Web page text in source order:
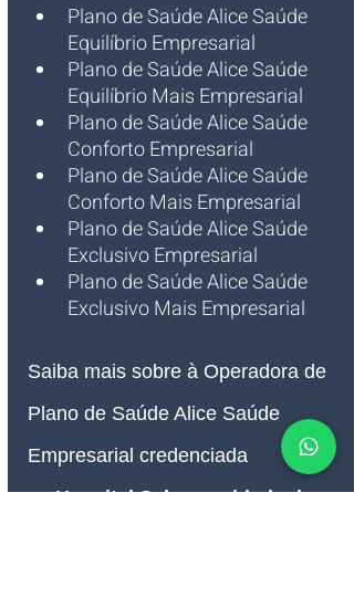
Plano de Saúde Alice Saúde
Equilíbrio Empresarial
Plano de Saúde Alice Saúde
Equilíbrio Mais Empresarial
Plano de Saúde Alice Saúde
Conforto Empresarial
Plano de Saúde Alice Saúde
Conforto Mais Empresarial
Plano de Saúde Alice Saúde
Exclusivo Empresarial
Plano de Saúde Alice Saúde
Exclusivo Mais Empresarial
Saiba mais sobre à Operadora de
Plano de Saúde Alice Saúde
Empresarial credenciada
no Hospital Saha na cidade de